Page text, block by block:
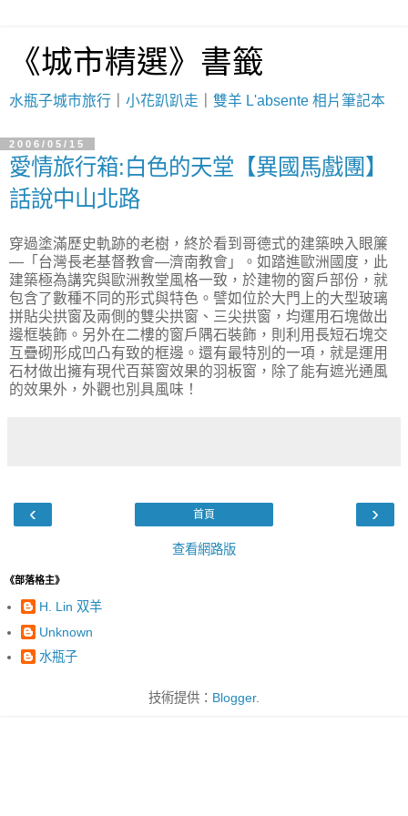
《城市精選》書籤
水瓶子城市旅行 小花趴趴走 雙羊 L'absente 相片筆記本
2006/05/15
愛情旅行箱:白色的天堂【異國馬戲團】
話說中山北路
穿過塗滿歷史軌跡的老樹，終於看到哥德式的建築映入眼簾
—「台灣長老基督教會—濟南教會」。如踏進歐洲國度，此
建築極為講究與歐洲教堂風格一致，於建物的窗戶部份，就
包含了數種不同的形式與特色。譬如位於大門上的大型玻璃
拼貼尖拱窗及兩側的雙尖拱窗、三尖拱窗，均運用石塊做出
邊框裝飾。另外在二樓的窗戶隅石裝飾，則利用長短石塊交
互疊砌形成凹凸有致的框邊。還有最特別的一項，就是運用
石材做出擁有現代百葉窗效果的羽板窗，除了能有遮光通風
的效果外，外觀也別具風味！
‹ ›
首頁
查看網路版
《部落格主》
H. Lin 双羊
Unknown
水瓶子
技術提供： Blogger.